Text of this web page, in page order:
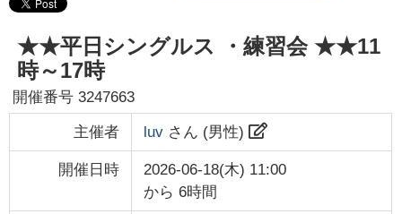
★★平日シングルス ・練習会 ★★11
時～17時
開催番号3247663
主催者 luvさん (男性)
開催日時
2026-06-18(木) 11:00
から 6時間